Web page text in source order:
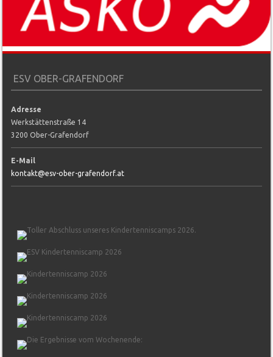
ESV OBER-GRAFENDORF
Adresse
Werkstättenstraße 14
3200 Ober-Grafendorf
E-Mail
kontakt@esv-ober-grafendorf.at